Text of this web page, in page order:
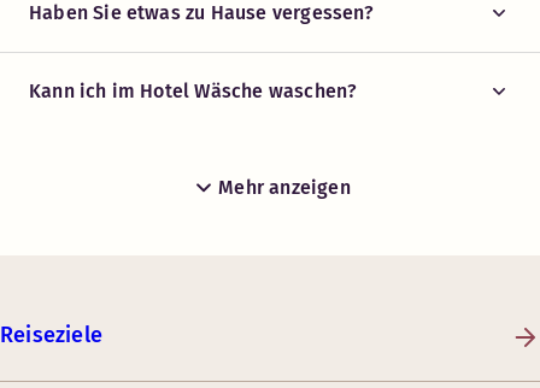
Haben Sie etwas zu Hause vergessen?
Kann ich im Hotel Wäsche waschen?
Mehr anzeigen
Reiseziele